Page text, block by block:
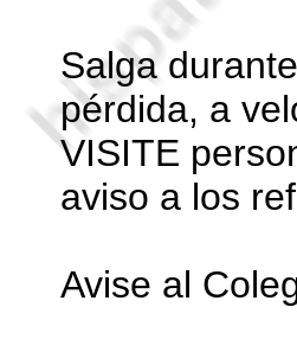
Salga
pérdida, a
VISITE
aviso a los
Avise al